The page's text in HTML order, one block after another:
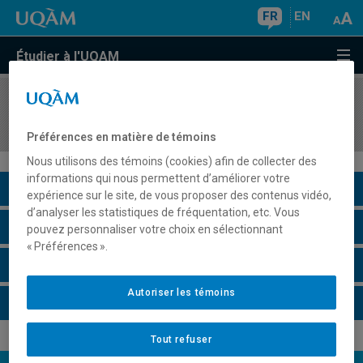
FR EN
Étudier à l'UQAM
COURS//
Description du cours
Horaire - Été 2026
Préférences en matière de témoins
Nous utilisons des témoins (cookies) afin de collecter des
informations qui nous permettent d’améliorer votre
expérience sur le site, de vous proposer des contenus vidéo,
d’analyser les statistiques de fréquentation, etc. Vous
pouvez personnaliser votre choix en sélectionnant
« Préférences ».
Tout refuser
Autoriser les témoins